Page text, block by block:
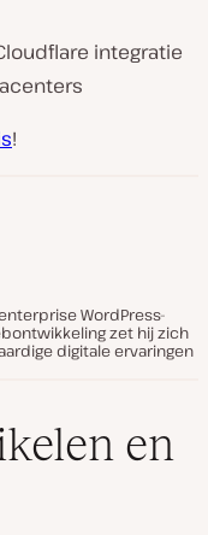
integratie
!
WordPress-
zet hij zich
digitale ervaringen
en